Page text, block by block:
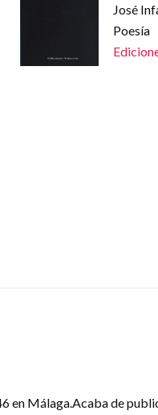
José
Poesía
en Málaga.Acaba de